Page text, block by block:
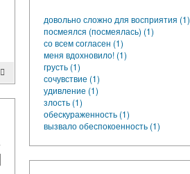
довольно сложно для восприятия (1)
посмеялся (посмеялась) (1)
со всем согласен (1)
меня вдохновило! (1)
грусть (1)
сочувствие (1)
удивление (1)
злость (1)
обескураженность (1)
вызвало обеспокоенность (1)